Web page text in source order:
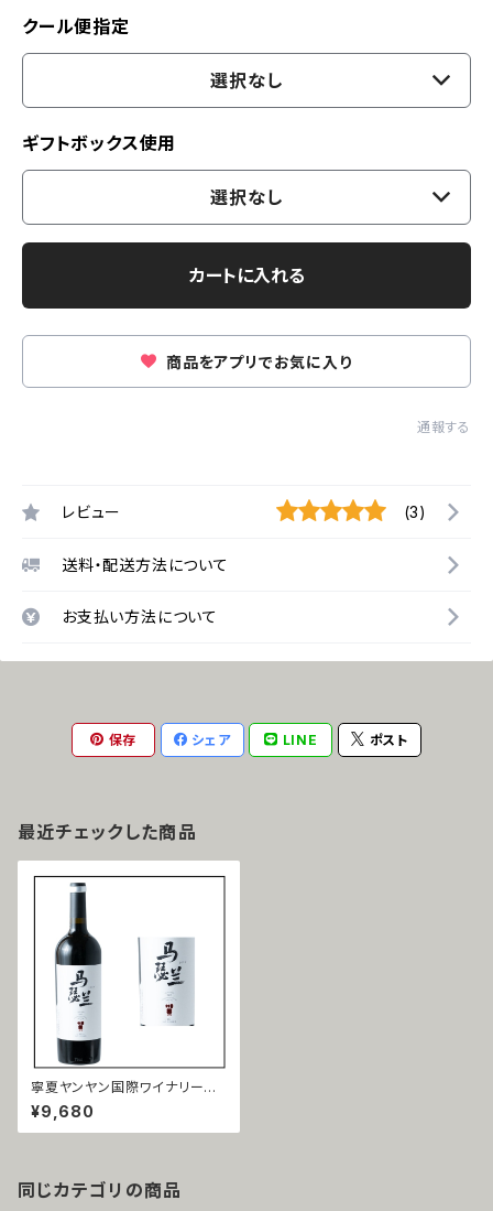
クール便指定
選択なし
ギフトボックス使用
選択なし
カートに入れる
商品をアプリでお気に入り
通報する
レビュー (3)
送料・配送方法について
お支払い方法について
保存 シェア LINE ポスト
最近チェックした商品
寧夏ヤンヤン国際ワイナリー
馬瑟蘭（マルスラン）2019
¥9,680
同じカテゴリの商品